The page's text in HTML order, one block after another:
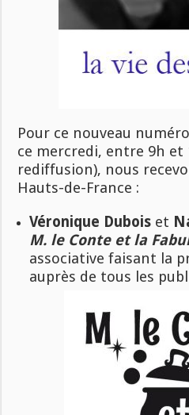
Pour ce nouveau
ce mercredi, entre 9h et
rediffusion), nous
Hauts-de-France :
Véronique Dubois et
M. le Conte et la
associative faisant la
auprès de tous les